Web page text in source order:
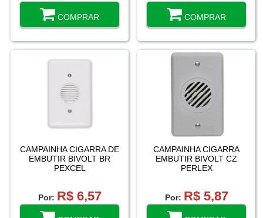
COMPRAR COMPRAR
CAMPAINHA CIGARRA DE
EMBUTIR BIVOLT BR
PEXCEL
Por: R$ 6,57
CAMPAINHA CIGARRA
EMBUTIR BIVOLT CZ
PERLEX
Por: R$ 5,87